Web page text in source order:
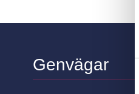
a
Genvägar